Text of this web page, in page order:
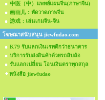
中医（中）แพทย์แผนจีน(ภาษาจีน)
画画儿：หัดวาดภาพจีน
游戏：เล่นเกมจีน-จีน
โฆษณาสนับสนุน jiewfudao.com
K79 รับแลกเงินเรทดีกว่าธนาคาร
บริการรับส่งสินค้าด้วยรถสิบล้อ
รับแลกเปลี่ยน โอนเงินตราทุกสกุล
หนังสือ jiewfudao